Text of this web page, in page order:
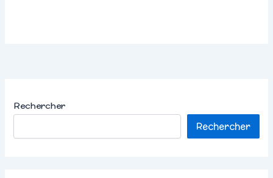
Rechercher
Rechercher